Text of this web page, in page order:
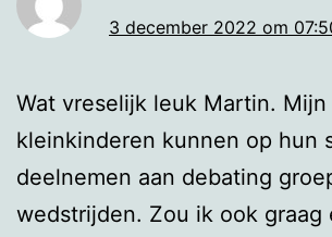
3 december 2022 om
Wat vreselijk leuk Martin. Mijn
kleinkinderen kunnen op hun
deelnemen aan debating
wedstrijden. Zou ik ook graag